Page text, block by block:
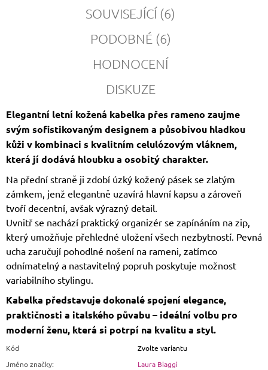
SOUVISEJÍCÍ (6)
PODOBNÉ (6)
HODNOCENÍ
DISKUZE
C
H
T
P
P
E
A
:
Elegantní letní kožená kabelka přes rameno zaujme
svým sofistikovaným designem a působivou hladkou
kůži v kombinaci s kvalitním celulózovým vláknem,
která jí dodává hloubku a osobitý charakter.
Na přední straně ji zdobí úzký kožený pásek se zlatým
zámkem, jenž elegantně uzavírá hlavní kapsu a zároveň
tvoří decentní, avšak výrazný detail.
Uvnitř se nachází praktický organizér se zapínáním na zip,
který umožňuje přehledné uložení všech nezbytností. Pevná
ucha zaručují pohodlné nošení na rameni, zatímco
odnímatelný a nastavitelný popruh poskytuje možnost
variabilního stylingu.
Kabelka představuje dokonalé spojení elegance,
praktičnosti a italského půvabu – ideální volbu pro
moderní ženu, která si potrpí na kvalitu a styl.
Kód
Zvolte variantu
Jméno značky:
Laura Biaggi